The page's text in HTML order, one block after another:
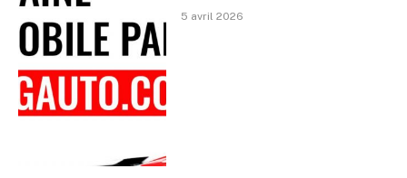
5 avril 2026